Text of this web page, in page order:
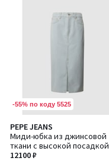
-55% по коду 5525
PEPE JEANS
Миди-юбка из джинсовой
ткани с высокой посадкой
12100 ₽
5
/
5